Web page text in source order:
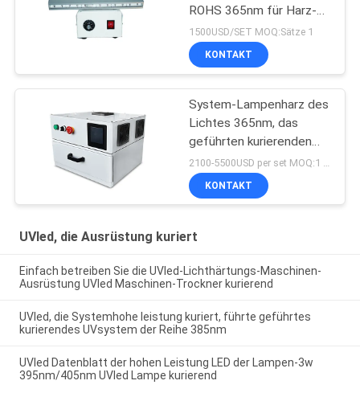
ROHS 365nm für Harz-
Beschichtung
1500USD/SET MOQ:Sätze 1
KONTAKT
System-Lampenharz des
Lichtes 365nm, das
geführten kurierenden
UVofen des Kastens
405nm trocknet
2100-5500USD per set MOQ:1 Satz
KONTAKT
UVled, die Ausrüstung kuriert
Einfach betreiben Sie die UVled-Lichthärtungs-Maschinen-
Ausrüstung UVled Maschinen-Trockner kurierend
UVled, die Systemhohe leistung kuriert, führte geführtes
kurierendes UVsystem der Reihe 385nm
UVled Datenblatt der hohen Leistung LED der Lampen-3w
395nm/405nm UVled Lampe kurierend